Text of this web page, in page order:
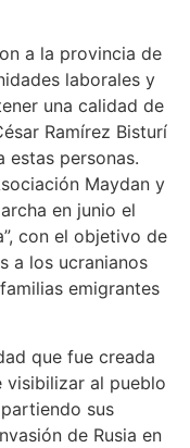
a la provincia de
laborales y
una calidad de
Ramírez Bisturí
estas personas.
Maydan y
en junio el
con el objetivo de
a los ucranianos
emigrantes
que fue creada
visibilizar al pueblo
sus
de Rusia en